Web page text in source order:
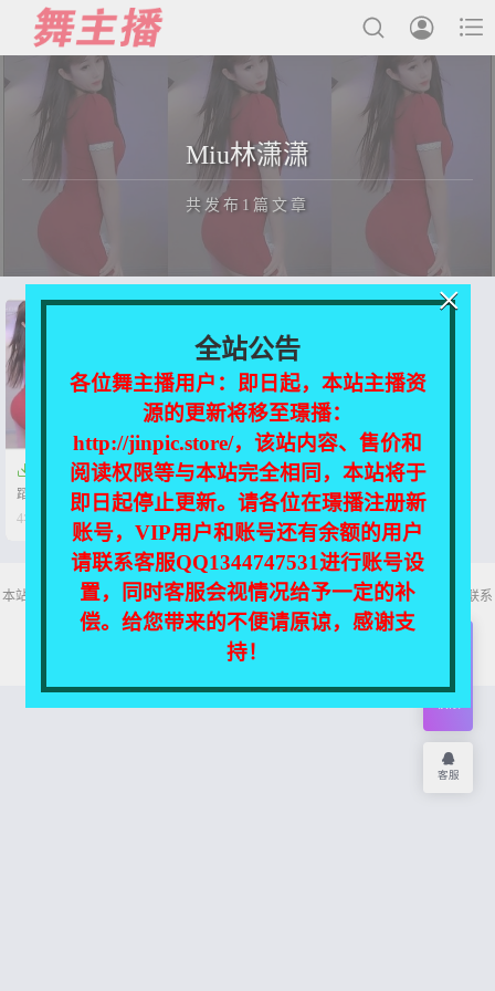



最新发布
国内主播
主播合集
充值&解压说明
用户中心
会员登陆
Miu林潇潇
共发布1篇文章
正在为您加载新内容

虎牙TV-Miu林潇潇 主播精选舞
蹈合集[130v/15GB]
4年前
0  108
本站所有资源均收集自互联网，仅供个人欣赏交流，如不慎侵犯了您的权益，请联系
我们，我们将尽快处理！
Copyright © 2026 舞主播
全站公告
各位舞主播用户：即日起，本站主播资
源的更新将移至璟播：
http://jinpic.store/，该站内容、售价和
阅读权限等与本站完全相同，本站将于
即日起停止更新。请各位在璟播注册新
账号，VIP用户和账号还有余额的用户
请联系客服QQ1344747531进行账号设
置，同时客服会视情况给予一定的补
偿。给您带来的不便请原谅，感谢支
持！
×
会员
客服